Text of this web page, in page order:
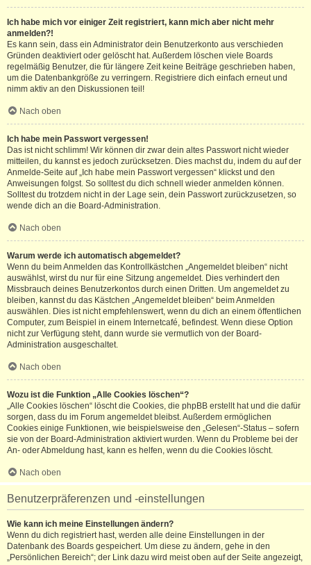
Ich habe mich vor einiger Zeit registriert, kann mich aber nicht mehr
anmelden?!
Es kann sein, dass ein Administrator dein Benutzerkonto aus verschieden
Gründen deaktiviert oder gelöscht hat. Außerdem löschen viele Boards
regelmäßig Benutzer, die für längere Zeit keine Beiträge geschrieben haben,
um die Datenbankgröße zu verringern. Registriere dich einfach erneut und
nimm aktiv an den Diskussionen teil!
Nach oben
Ich habe mein Passwort vergessen!
Das ist nicht schlimm! Wir können dir zwar dein altes Passwort nicht wieder
mitteilen, du kannst es jedoch zurücksetzen. Dies machst du, indem du auf der
Anmelde-Seite auf „Ich habe mein Passwort vergessen“ klickst und den
Anweisungen folgst. So solltest du dich schnell wieder anmelden können.
Solltest du trotzdem nicht in der Lage sein, dein Passwort zurückzusetzen, so
wende dich an die Board-Administration.
Nach oben
Warum werde ich automatisch abgemeldet?
Wenn du beim Anmelden das Kontrollkästchen „Angemeldet bleiben“ nicht
auswählst, wirst du nur für eine Sitzung angemeldet. Dies verhindert den
Missbrauch deines Benutzerkontos durch einen Dritten. Um angemeldet zu
bleiben, kannst du das Kästchen „Angemeldet bleiben“ beim Anmelden
auswählen. Dies ist nicht empfehlenswert, wenn du dich an einem öffentlichen
Computer, zum Beispiel in einem Internetcafé, befindest. Wenn diese Option
nicht zur Verfügung steht, dann wurde sie vermutlich von der Board-
Administration ausgeschaltet.
Nach oben
Wozu ist die Funktion „Alle Cookies löschen“?
„Alle Cookies löschen“ löscht die Cookies, die phpBB erstellt hat und die dafür
sorgen, dass du im Forum angemeldet bleibst. Außerdem ermöglichen
Cookies einige Funktionen, wie beispielsweise den „Gelesen“-Status – sofern
sie von der Board-Administration aktiviert wurden. Wenn du Probleme bei der
An- oder Abmeldung hast, kann es helfen, wenn du die Cookies löscht.
Nach oben
Benutzerpräferenzen und -einstellungen
Wie kann ich meine Einstellungen ändern?
Wenn du dich registriert hast, werden alle deine Einstellungen in der
Datenbank des Boards gespeichert. Um diese zu ändern, gehe in den
„Persönlichen Bereich“; der Link dazu wird meist oben auf der Seite angezeigt,